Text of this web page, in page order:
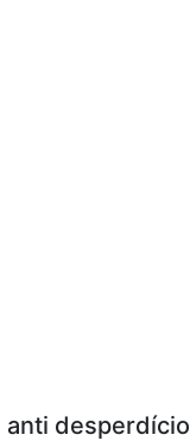
anti desperdício